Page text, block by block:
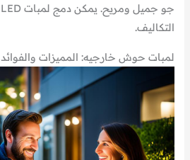
التكاليف.
لمبات حوش خارجيه: المميزات والفوائد